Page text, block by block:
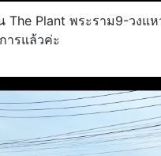
The Plant พระราม9-วงแ
ารแล้วค่ะ